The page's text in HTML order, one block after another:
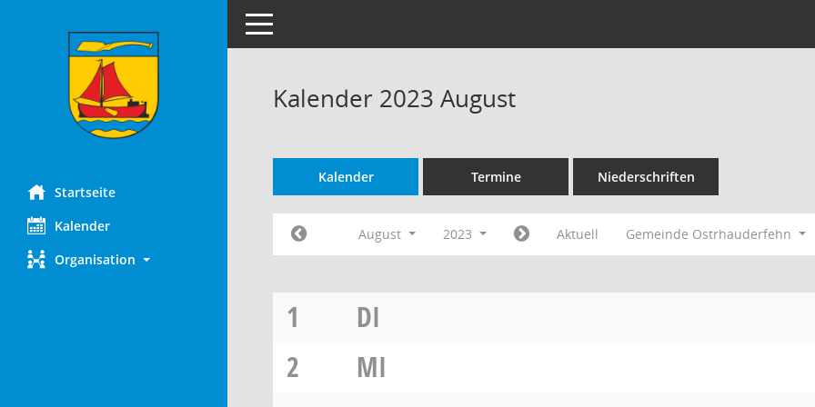
Startseite
Kalender
Organisation
Toggle navigation
Kalender 2023 August
Kalender Termine Niederschriften
August 2023 Aktuell Gemeinde Ostrhauderfehn
1
DI
2
MI